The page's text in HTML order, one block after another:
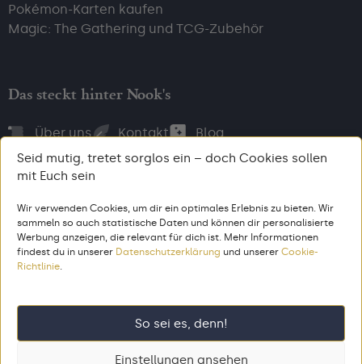
Seid mutig, tretet sorglos ein – doch Cookies sollen
mit Euch sein
Wir verwenden Cookies, um dir ein optimales Erlebnis zu bieten. Wir
sammeln so auch statistische Daten und können dir personalisierte
Werbung anzeigen, die relevant für dich ist. Mehr Informationen
findest du in unserer Datenschutzerklärung und unserer Cookie-
Richtlinie
So sei es, denn!
Einstellungen ansehen
Pokémon-Karten kaufen
Magic: The Gathering und TCG-Zubehör
Das steckt hinter Nook's
Über uns Kontakt Blog
Bezahl, wie du willst
© 2026 Nook’s. Alle Rechte vorbehalten. Gemacht aus dem Zeug,